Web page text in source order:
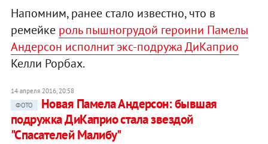
Напомним, ранее стало известно, что в
ремейке роль пышногрудой героини Памелы
Андерсон исполнит экс-подружа ДиКаприо
Келли Рорбах.
14 апреля 2016, 20:58
ФОТО
Новая Памела Андерсон: бывшая
подружка ДиКаприо стала звездой
"Спасателей Малибу"